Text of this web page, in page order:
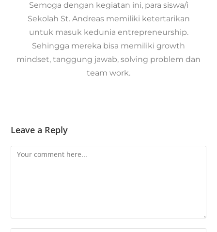
Semoga dengan kegiatan ini, para siswa/i
Sekolah St. Andreas memiliki ketertarikan
untuk masuk kedunia entrepreneurship.
Sehingga mereka bisa memiliki growth
mindset, tanggung jawab, solving problem dan
team work.
Leave a Reply